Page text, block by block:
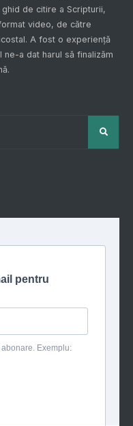
de citire a Scripturii,
video, de către
A fost o experiență
a dat harul să finalizăm
.